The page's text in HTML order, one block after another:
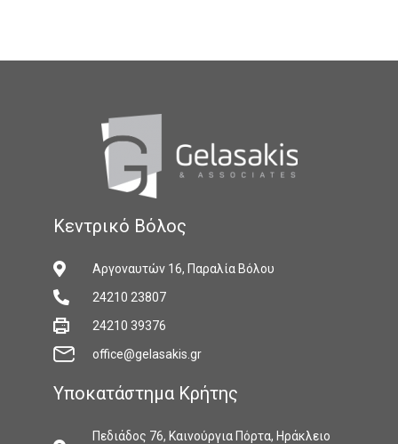
Κεντρικό Βόλος
Αργοναυτών 16, Παραλία Βόλου
24210 23807
24210 39376
office@gelasakis.gr
Υποκατάστημα Κρήτης
Πεδιάδος 76, Καινούργια Πόρτα, Ηράκλειο